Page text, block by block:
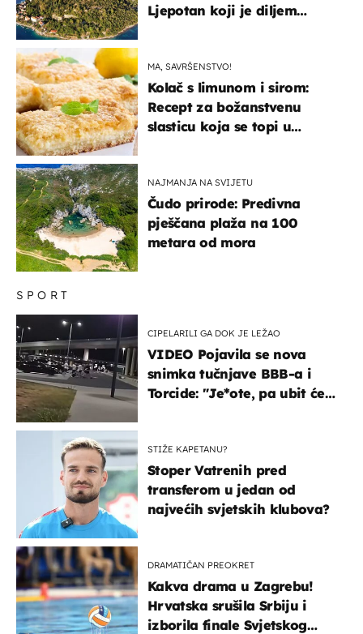
SPORT
CIPELARILI GA DOK JE LEŽAO
VIDEO Pojavila se nova
snimka tučnjave BBB-a i
Torcide: "Je*ote, pa ubit će
STIŽE KAPETANU?
Stoper Vatrenih pred
transferom u jedan od
najvećih svjetskih klubova?
DRAMATIČAN PREOKRET
Kakva drama u Zagrebu!
Hrvatska srušila Srbiju i
izborila finale Svjetskog
Ljepotan koji je diljem
MA, SAVRŠENSTVO!
Kolač s limunom i sirom:
Recept za božanstvenu
slasticu koja se topi u
NAJMANJA NA SVIJETU
Čudo prirode: Predivna
pješčana plaža na 100
metara od mora